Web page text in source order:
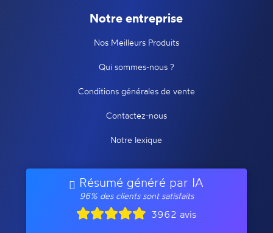
Notre entreprise
Nos Meilleurs Produits
Qui sommes-nous ?
Conditions générales de vente
Contactez-nous
Notre lexique
Résumé généré par IA
96% des clients sont satisfaits
3962 avis